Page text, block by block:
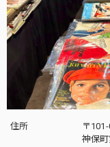
住所
〒
神保